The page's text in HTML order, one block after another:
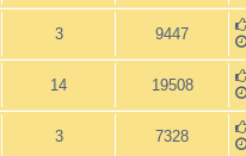
3 9447
14 19508
3 7328